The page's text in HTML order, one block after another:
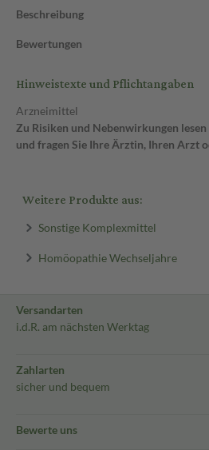
Beschreibung
Bewertungen
Hinweistexte und Pflichtangaben
Arzneimittel
Zu Risiken und Nebenwirkungen
und fragen Sie Ihre Ärztin, Ihren Arzt
Weitere Produkte aus:
Sonstige Komplexmittel
Homöopathie Wechseljahre
Versandarten
i.d.R. am nächsten Werktag
Zahlarten
sicher und bequem
Bewerte uns